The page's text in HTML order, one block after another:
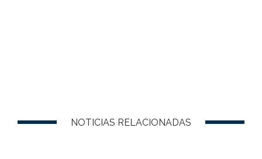
NOTICIAS RELACIONADAS